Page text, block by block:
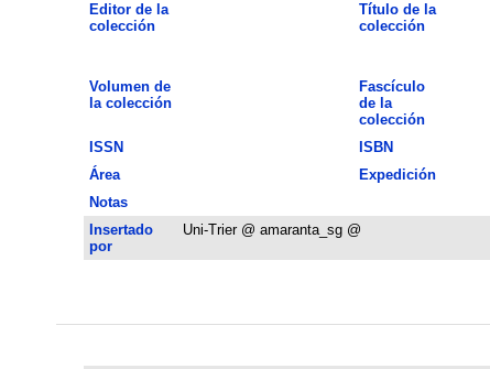
Editor de la
colección
Título de la
colección
Volumen de
la colección
Fascículo
de la
colección
ISSN ISBN
Área
Expedición
Notas
Insertado
por
Uni-Trier @ amaranta_sg @